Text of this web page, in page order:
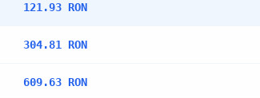
121.93 RON
304.81 RON
609.63 RON